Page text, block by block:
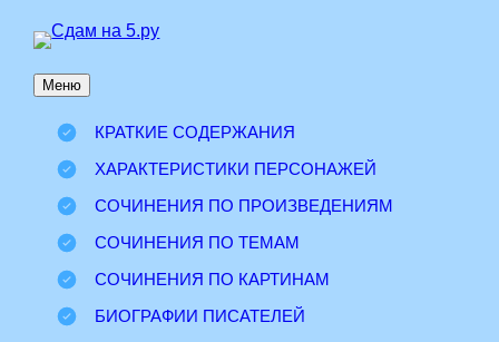
Перейти
содержимому
Меню
КРАТКИЕ СОДЕРЖАНИЯ
ХАРАКТЕРИСТИКИ ПЕРСОНАЖЕЙ
СОЧИНЕНИЯ ПО ПРОИЗВЕДЕНИЯМ
СОЧИНЕНИЯ ПО ТЕМАМ
СОЧИНЕНИЯ ПО КАРТИНАМ
БИОГРАФИИ ПИСАТЕЛЕЙ